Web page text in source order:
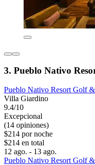
3. Pueblo Nativo
Pueblo Nativo Resort Golf
Villa Giardino
9.4/10
Excepcional
(14 opiniones)
$214 por noche
$214 en total
12 ago. - 13 ago.
Pueblo Nativo Resort Golf